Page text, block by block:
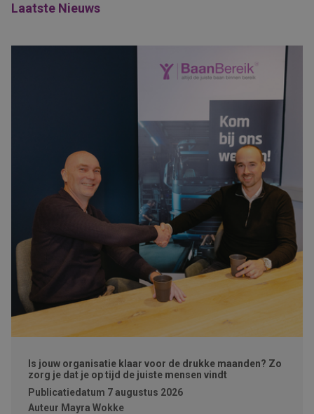
Laatste Nieuws
Is jouw organisatie klaar voor de drukke maanden? Zo
zorg je dat je op tijd de juiste mensen vindt
Publicatiedatum 7 augustus 2026
Auteur Mayra Wokke